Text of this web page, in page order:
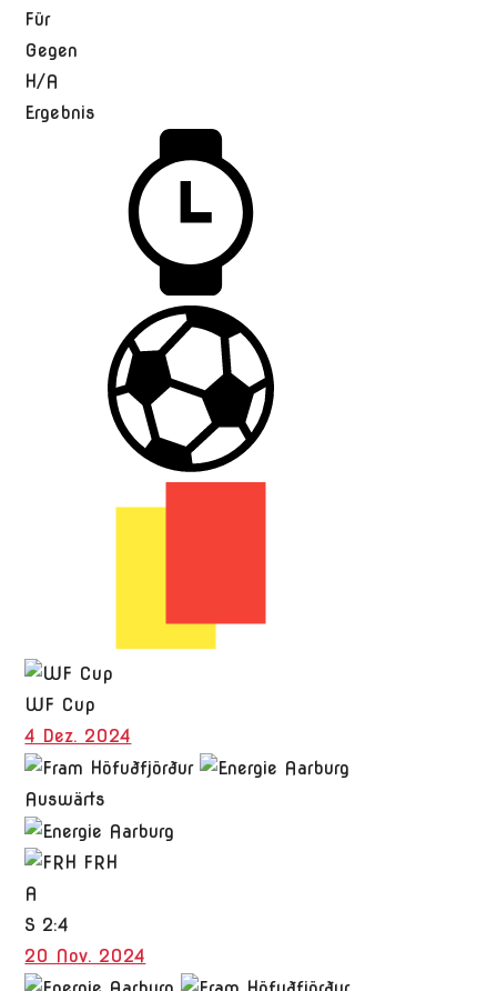
Für
Gegen
H/A
Ergebnis
WF Cup
4 Dez. 2024
Auswärts
FRH
A
S 2:4
20 Nov. 2024